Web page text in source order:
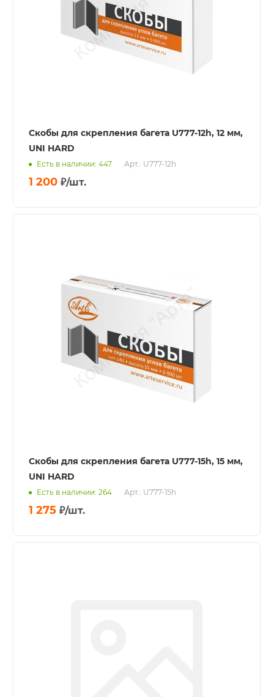
Скобы для скрепления багета U777-12h, 12 мм,
UNI HARD
Есть в наличии: 447 Арт.: U777-12h
1 200 ₽/шт.
Скобы для скрепления багета U777-15h, 15 мм,
UNI HARD
Есть в наличии: 264 Арт.: U777-15h
1 275 ₽/шт.